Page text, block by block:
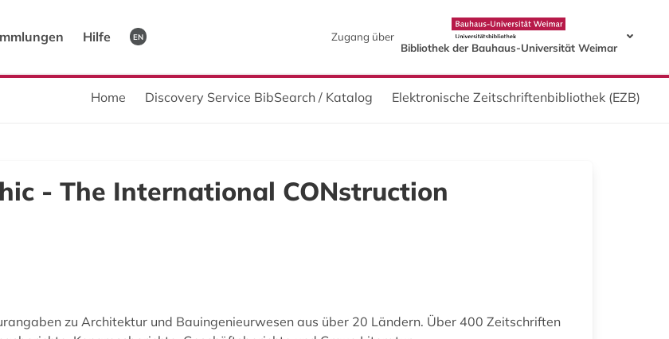
Hilfe EN
Zugang über
Bibliothek der Bauhaus-Universität Weimar
Home Discovery Service BibSearch / Katalog Elektronische Zeitschriftenbibliothek (EZB)
- The International CONstruction
zu Architektur und Bauingenieurwesen aus über 20 Ländern. Über 400 Zeitschriften